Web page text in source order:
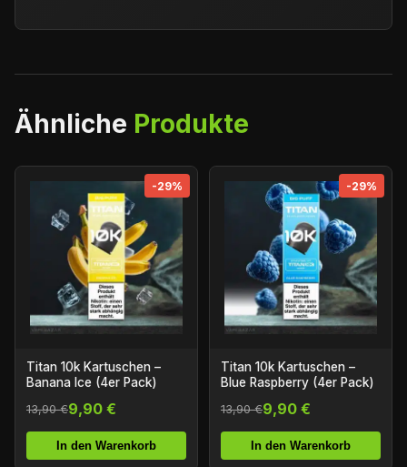
Ähnliche Produkte
-29%
Titan 10k Kartuschen –
Banana Ice (4er Pack)
13,90 €9,90 €
In den Warenkorb
-29%
Titan 10k Kartuschen –
Blue Raspberry (4er Pack)
13,90 €9,90 €
In den Warenkorb